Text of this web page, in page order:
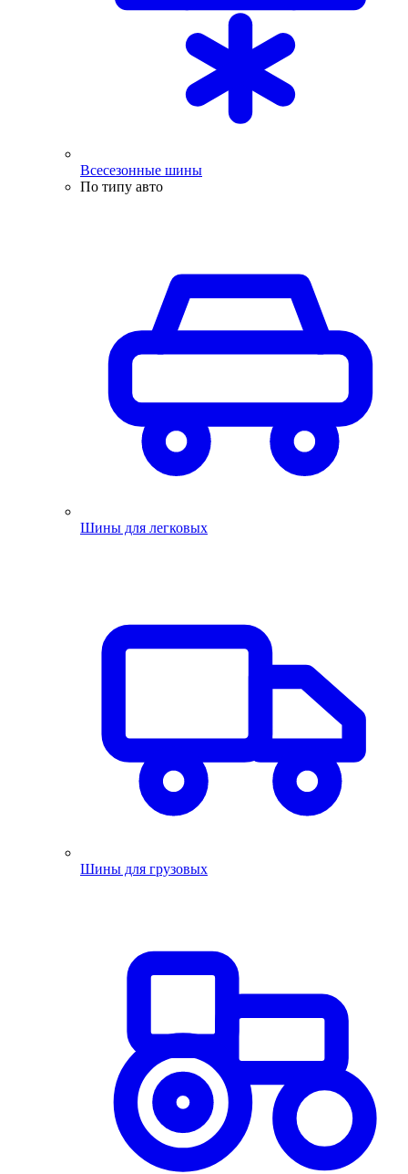
Всесезонные шины
По типу авто
Шины для легковых
Шины для грузовых